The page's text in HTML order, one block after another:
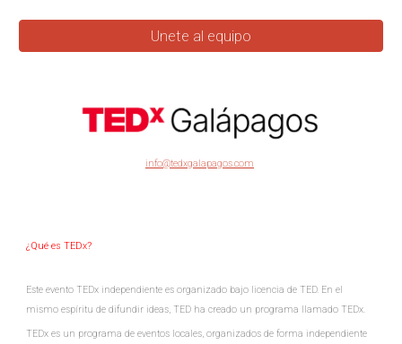
Unete al equipo
info@tedxgalapagos.com
¿Qué es TEDx?
Este evento TEDx independiente es organizado bajo licencia de TED. En el
mismo espíritu de difundir ideas, TED ha creado un programa llamado TEDx.
TEDx es un programa de eventos locales, organizados de forma independiente